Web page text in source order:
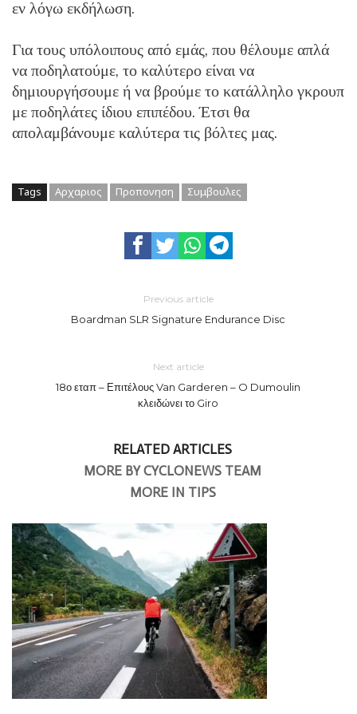
εν λόγω εκδήλωση.
Για τους υπόλοιπους από εμάς, που θέλουμε απλά
να ποδηλατούμε, το καλύτερο είναι να
δημιουργήσουμε ή να βρούμε το κατάλληλο γκρουπ
με ποδηλάτες ίδιου επιπέδου. Έτσι θα
απολαμβάνουμε καλύτερα τις βόλτες μας.
Tags Αρχαριος Προπονηση Συμβουλες
Previous article
Boardman SLR Signature Endurance Disc
Next article
18ο εταπ – Επιτέλους Van Garderen – O Dumoulin
κλειδώνει το Giro
RELATED ARTICLES
MORE BY CYCLONEWS TEAM
MORE IN TIPS